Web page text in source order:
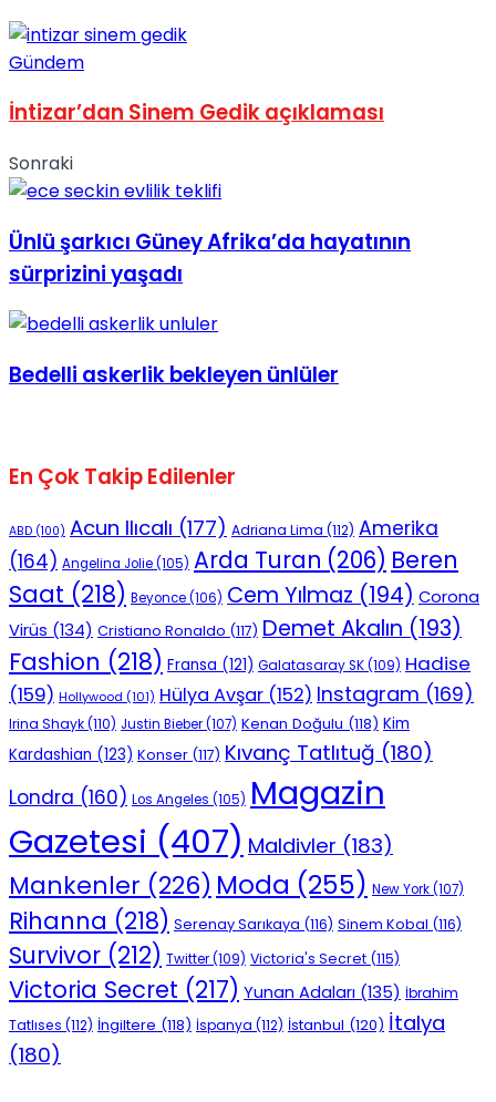
Gündem
İntizar’dan Sinem Gedik açıklaması
Sonraki
Ünlü şarkıcı Güney Afrika’da hayatının
sürprizini yaşadı
Bedelli askerlik bekleyen ünlüler
En Çok Takip Edilenler
ABD (100) Acun Ilıcalı (177) Adriana Lima (112) Amerika
(164) Angelina Jolie(105) Arda Turan (206) Beren
Saat (218) Beyonce(106) Cem Yılmaz (194) Corona
Virüs (134) Cristiano Ronaldo (117) Demet Akalın (193)
Fashion (218) Fransa (121) Galatasaray SK(109) Hadise
(159) Hollywood (101) Hülya Avşar (152) Instagram (169)
Irina Shayk(110) Justin Bieber(107) Kenan Doğulu (118) Kim
Kardashian (123) Konser (117) Kıvanç Tatlıtuğ (180)
Londra (160) Los Angeles (105) Magazin
Gazetesi (407) Maldivler (183)
Mankenler (226) Moda (255) New York(107)
Rihanna (218) Serenay Sarıkaya (116) Sinem Kobal (116)
Survivor (212) Twitter(109) Victoria's Secret (115)
Victoria Secret (217) Yunan Adaları (135) İbrahim
Tatlıses (112) İngiltere (118) İspanya (112) İstanbul (120) İtalya
(180)